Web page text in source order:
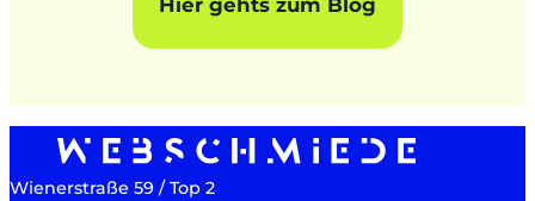
Hier gehts zum Blog
Wienerstraße 59 / Top 2